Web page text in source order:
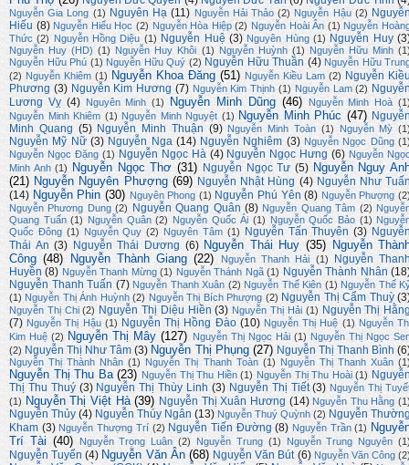
Nguyễn Gia Long (1) Nguyên Hạ (11) Nguyễn Hải Thảo (2) Nguyễn Hậu (2)
Hiếu (8) Nguyễn Hiếu Học (2) Nguyễn Hòa Hiệp (2) Nguyễn Hoài Ân (1) Nguyễn
Thức (2) Nguyễn Hồng Diệu (1) Nguyễn Huệ (3) Nguyên Hùng (1) Nguyễn Huy
Nguyễn Huy (HD) (1) Nguyễn Huy Khôi (1) Nguyễn Huỳnh (1) Nguyễn Hữu Minh
Nguyễn Hữu Phú (1) Nguyễn Hữu Quý (2) Nguyễn Hữu Thuần (4) Nguyễn Hữu
(2) Nguyễn Khiêm (1) Nguyễn Khoa Đăng (51) Nguyễn Kiều Lam (2) Nguyễn
Phương (3) Nguyễn Kim Hương (7) Nguyễn Kim Thịnh (1) Nguyễn Lam (2)
Lương Vỵ (4) Nguyên Minh (1) Nguyễn Minh Dũng (46) Nguyễn Minh Hoà
Nguyễn Minh Khiêm (1) Nguyễn Minh Nguyệt (1) Nguyễn Minh Phúc (47)
Minh Quang (5) Nguyễn Minh Thuận (9) Nguyễn Minh Toàn (1) Nguyễn Mỳ
Nguyễn Mỹ Nữ (3) Nguyễn Nga (14) Nguyễn Nghiêm (3) Nguyễn Ngọc Dũng
Nguyễn Ngọc Đặng (1) Nguyễn Ngọc Hà (4) Nguyễn Ngọc Hưng (6) Nguyễn
Minh Anh (1) Nguyễn Ngọc Thơ (31) Nguyễn Ngọc Tư (5) Nguyễn Nguy
(21) Nguyễn Nguyên Phượng (69) Nguyễn Nhật Hùng (4) Nguyễn Như
(14) Nguyễn Phin (30) Nguyên Phong (1) Nguyễn Phú Yên (8) Nguyễn Phượng
Nguyễn Phương Dung (2) Nguyễn Quang Quân (8) Nguyễn Quang Tâm (2)
Quang Tuấn (1) Nguyễn Quân (2) Nguyễn Quốc Ái (1) Nguyễn Quốc Bảo (1)
Quốc Đông (1) Nguyễn Quy (2) Nguyên Tâm (1) Nguyễn Tấn Thuyên (3)
Thái An (3) Nguyễn Thái Dương (6) Nguyễn Thái Huy (35)
Nguyễn
Công (48) Nguyễn Thành Giang (22) Nguyễn Thanh Hải (1)
Nguyễn
Huyền (8) Nguyễn Thanh Mừng (1) Nguyễn Thánh Ngã (1) Nguyễn Thành Nhân
Nguyễn Thanh Tuấn (7) Nguyễn Thanh Xuân (2) Nguyễn Thế Kiên (1) Nguyễn Thế
(1) Nguyễn Thị Ánh Huỳnh (2) Nguyễn Thị Bích Phượng (2) Nguyễn Thị Cẩm Thuỳ
Nguyễn Thị Chi (2) Nguyễn Thị Diệu Hiền (3) Nguyễn Thị Hải (1) Nguyễn Thị
(7) Nguyễn Thị Hậu (1) Nguyễn Thị Hồng Đào (10) Nguyễn Thị Huệ (1) Nguyễn
Kim Huệ (2) Nguyễn Thị Mây (127) Nguyễn Thị Ngọc Hải (1) Nguyễn Thị Ngọc
(2) Nguyễn Thị Như Tâm (3) Nguyễn Thị Phụng (27) Nguyễn Thị Thanh Bình
Nguyễn Thị Thành Nhân (1) Nguyễn Thị Thanh Toàn (1) Nguyễn Thị Thanh Xuân
Nguyễn Thị Thu Ba (23) Nguyễn Thị Thu Hiền (1) Nguyễn Thị Thu Hoài (1)
Thị Thu Thuý (3) Nguyễn Thị Thùy Linh (3) Nguyễn Thị Tiết (3) Nguyễn Thị
(1) Nguyễn Thị Việt Hà (39) Nguyễn Thị Xuân Hương (14) Nguyễn Thu Hằng
Nguyễn Thủy (4) Nguyễn Thúy Ngân (13) Nguyễn Thuý Quỳnh (2) Nguyễn
Kham (3) Nguyễn Thượng Trí (2) Nguyễn Tiến Đường (8) Nguyễn Trần (1)
Trí Tài (40) Nguyễn Trọng Luân (2) Nguyễn Trung (1) Nguyễn Trung Nguyên
Nguyễn Tuyển (4) Nguyễn Văn Ân (68) Nguyễn Văn Bút (6) Nguyễn Văn Công